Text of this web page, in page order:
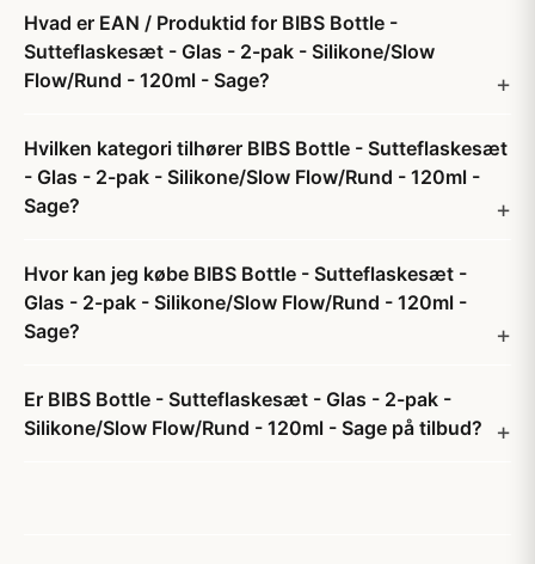
Hvad er EAN / Produktid for BIBS Bottle -
Sutteflaskesæt - Glas - 2-pak - Silikone/Slow
Flow/Rund - 120ml - Sage?
Hvilken kategori tilhører BIBS Bottle - Sutteflaskesæt
- Glas - 2-pak - Silikone/Slow Flow/Rund - 120ml -
Sage?
Hvor kan jeg købe BIBS Bottle - Sutteflaskesæt -
Glas - 2-pak - Silikone/Slow Flow/Rund - 120ml -
Sage?
Er BIBS Bottle - Sutteflaskesæt - Glas - 2-pak -
Silikone/Slow Flow/Rund - 120ml - Sage på tilbud?